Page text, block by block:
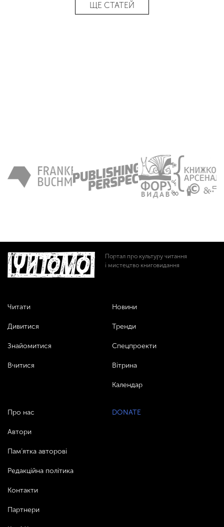
ЩЕ СТАТЕЙ
Портал про культуру читання
і мистецтво книговидання
Читати
Дивитися
Знайомитися
Вчитися
Новини
Тренди
Спецпроекти
Вітрина
Календар
Про нас
Автори
Пам’ятка авторові
Редакційна політика
Контакти
Партнери
DONATE